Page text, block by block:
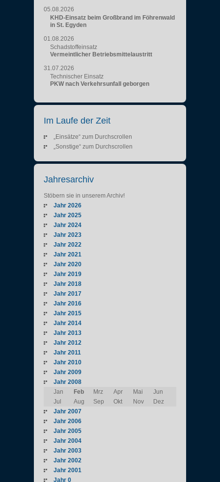
05.08.2026
KHD-Einsatz beim Großbrand im Föhrenwald
in St. Egyden
01.08.2026
Schadstoffeinsatz
Vermeintlicher Betriebsmittelaustritt
31.07.2026
Technischer Einsatz
PKW nach Verkehrsunfall geborgen
Im Laufe der Zeit
„Einsätze“ zum Durchscrollen
„Sonstige“ zum Durchscrollen
Jahresarchiv
Stöbern sie in unserem Archiv!
Jahr 2026
Jahr 2025
Jahr 2024
Jahr 2023
Jahr 2022
Jahr 2021
Jahr 2020
Jahr 2019
Jahr 2018
Jahr 2017
Jahr 2016
Jahr 2015
Jahr 2014
Jahr 2013
Jahr 2012
Jahr 2011
Jahr 2010
Jahr 2009
Jahr 2008
Jan
Feb Mrz Apr Mai
Jun
Jul
Aug Sep Okt Nov
Dez
Jahr 2007
Jahr 2006
Jahr 2005
Jahr 2004
Jahr 2003
Jahr 2002
Jahr 2001
Jahr 0